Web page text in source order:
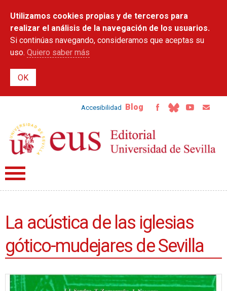
contenido
principal
Utilizamos cookies propias y de terceros para
realizar el análisis de la navegación de los usuarios.
Si continúas navegando, consideramos que aceptas su
uso. Quiero saber más
Accesibilidad Blog
La acústica de las iglesias
gótico-mudejares de Sevilla